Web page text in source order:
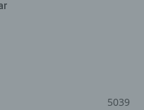
5039
Auskunft
Daten über die
oder Hinweis der
Die